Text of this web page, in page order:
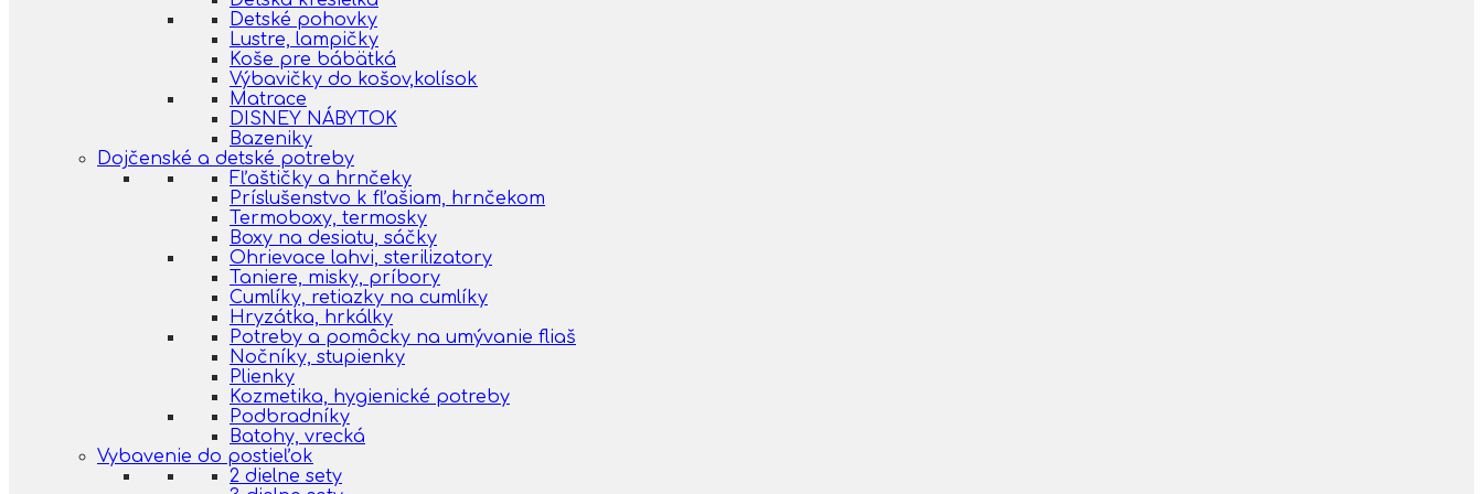
Detské pohovky
Lustre, lampičky
Koše pre bábätká
Výbavičky do košov,kolísok
Matrace
DISNEY NÁBYTOK
Bazeniky
Dojčenské a detské potreby
Fľaštičky a hrnčeky
Príslušenstvo k fľašiam, hrnčekom
Termoboxy, termosky
Boxy na desiatu, sáčky
Ohrievace lahvi, sterilizatory
Taniere, misky, príbory
Cumlíky, retiazky na cumlíky
Hryzátka, hrkálky
Potreby a pomôcky na umývanie fliaš
Nočníky, stupienky
Plienky
Kozmetika, hygienické potreby
Podbradníky
Batohy, vrecká
Vybavenie do postieľok
2 dielne sety